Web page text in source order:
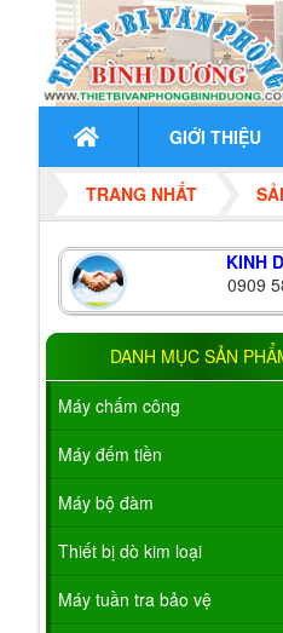
GIỚI THIỆU
TRANG NHẤT
KINH
0909
DANH MỤC SẢN
Máy chấm công
Máy đếm tiền
Máy bộ đàm
Thiết bị dò kim loại
Máy tuần tra bảo vệ